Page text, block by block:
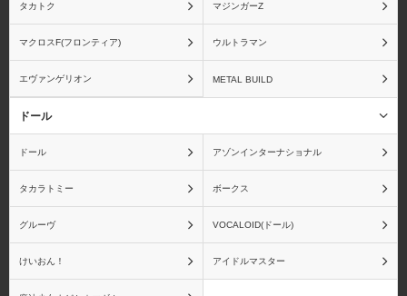
ブロッコリー ペンギンパレード
ムービック メガハウス
メディアファクトリー メディコムトイ
タカトク マジンガーZ
マクロスF(フロンティア) ウルトラマン
エヴァンゲリオン METAL BUILD
ドール
ドール アゾンインターナショナル
タカラトミー ボークス
グルーヴ VOCALOID(ドール)
けいおん！ アイドルマスター